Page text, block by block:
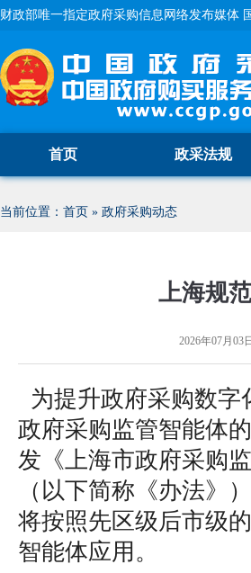
财政部唯一指定政府采购信息网络发布媒体
首页 政采法规
当前位置： 首页 » 政府采购动态
上海规
2026年07月03
为提升政府采购数
政府采购监管智能体
发《上海市政府采购
（以下简称《办法》
将按照先区级后市级
智能体应用。